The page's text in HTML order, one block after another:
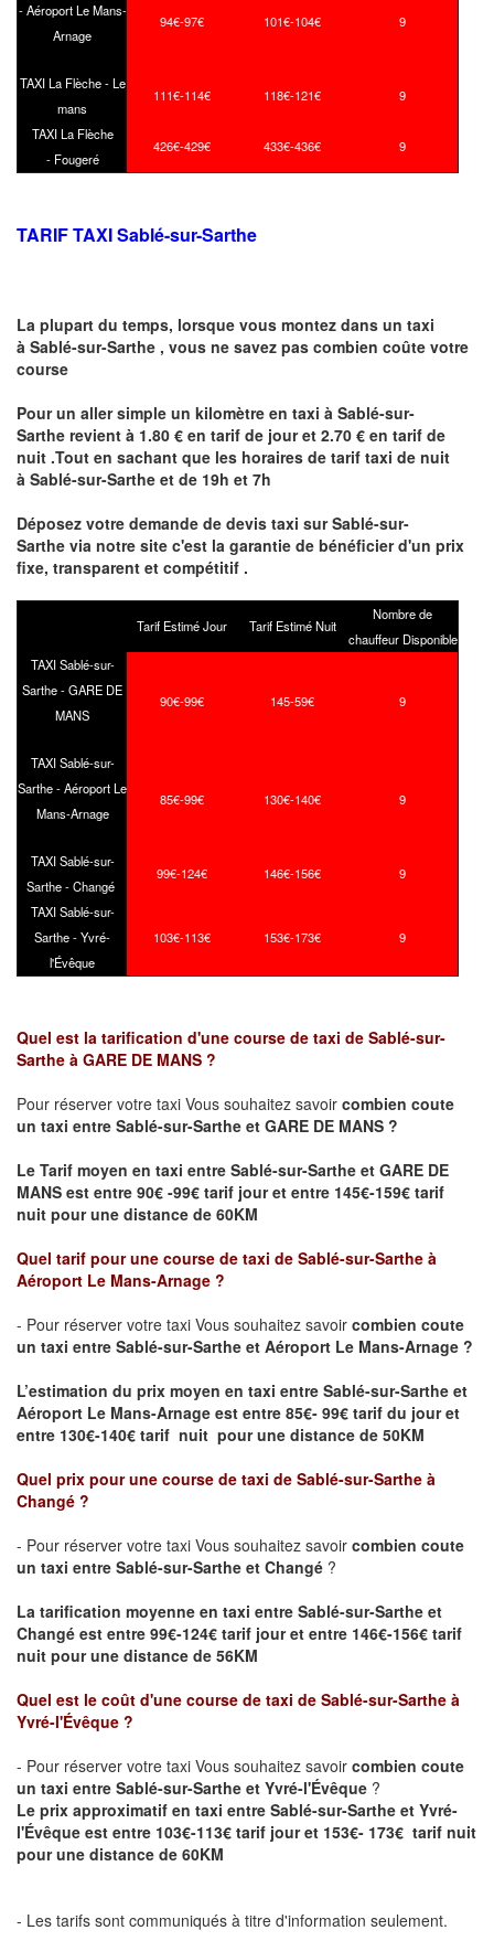
- Aéroport Le Mans-
Arnage
94€-97€ 101€-104€ 9
TAXI La Flèche - Le
mans
111€-114€ 118€-121€ 9
TAXI La Flèche
- Fougeré
426€-429€ 433€-436€ 9
TARIF TAXI Sablé-sur-Sarthe
La plupart du temps, lorsque vous montez dans un taxi
à Sablé-sur-Sarthe , vous ne savez pas combien coûte votre
course
Pour un aller simple un kilomètre en taxi à Sablé-sur-
Sarthe revient à 1.80 € en tarif de jour et 2.70 € en tarif de
nuit .Tout en sachant que les horaires de tarif taxi de nuit
à Sablé-sur-Sarthe et de 19h et 7h
Déposez votre demande de devis taxi sur Sablé-sur-
Sarthe via notre site c'est la garantie de bénéficier d'un prix
fixe, transparent et compétitif .
Tarif Estimé Jour Tarif Estimé Nuit
Nombre de
chauffeur Disponible
TAXI Sablé-sur-
Sarthe - GARE DE
MANS
90€-99€ 145-59€ 9
TAXI Sablé-sur-
Sarthe - Aéroport Le
Mans-Arnage
85€-99€ 130€-140€ 9
TAXI Sablé-sur-
Sarthe - Changé
99€-124€ 146€-156€ 9
TAXI Sablé-sur-
Sarthe - Yvré-
l'Évêque
103€-113€ 153€-173€ 9
Quel est la tarification d'une course de taxi de Sablé-sur-
Sarthe à GARE DE MANS ?
Pour réserver votre taxi Vous souhaitez savoir combien coute
un taxi entre Sablé-sur-Sarthe et GARE DE MANS ?
Le Tarif moyen en taxi entre Sablé-sur-Sarthe et GARE DE
MANS est entre 90€ -99€ tarif jour et entre 145€-159€ tarif
nuit pour une distance de 60KM
Quel tarif pour une course de taxi de Sablé-sur-Sarthe à
Aéroport Le Mans-Arnage ?
- Pour réserver votre taxi Vous souhaitez savoir combien coute
un taxi entre Sablé-sur-Sarthe et Aéroport Le Mans-Arnage ?
L’estimation du prix moyen en taxi entre Sablé-sur-Sarthe et
Aéroport Le Mans-Arnage est entre 85€- 99€ tarif du jour et
entre 130€-140€ tarif nuit pour une distance de 50KM
Quel prix pour une course de taxi de Sablé-sur-Sarthe à
Changé ?
- Pour réserver votre taxi Vous souhaitez savoir combien coute
un taxi entre Sablé-sur-Sarthe et Changé ?
La tarification moyenne en taxi entre Sablé-sur-Sarthe et
Changé est entre 99€-124€ tarif jour et entre 146€-156€ tarif
nuit pour une distance de 56KM
Quel est le coût d'une course de taxi de Sablé-sur-Sarthe à
Yvré-l'Évêque ?
- Pour réserver votre taxi Vous souhaitez savoir combien coute
un taxi entre Sablé-sur-Sarthe et Yvré-l'Évêque ?
Le prix approximatif en taxi entre Sablé-sur-Sarthe et Yvré-
l'Évêque est entre 103€-113€ tarif jour et 153€- 173€ tarif nuit
pour une distance de 60KM
- Les tarifs sont communiqués à titre d'information seulement.